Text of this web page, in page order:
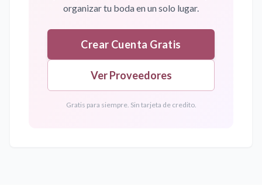
organizar tu boda en un solo lugar.
Crear Cuenta Gratis
Ver Proveedores
Gratis para siempre. Sin tarjeta de credito.